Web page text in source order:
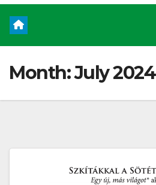
Month:July 2024